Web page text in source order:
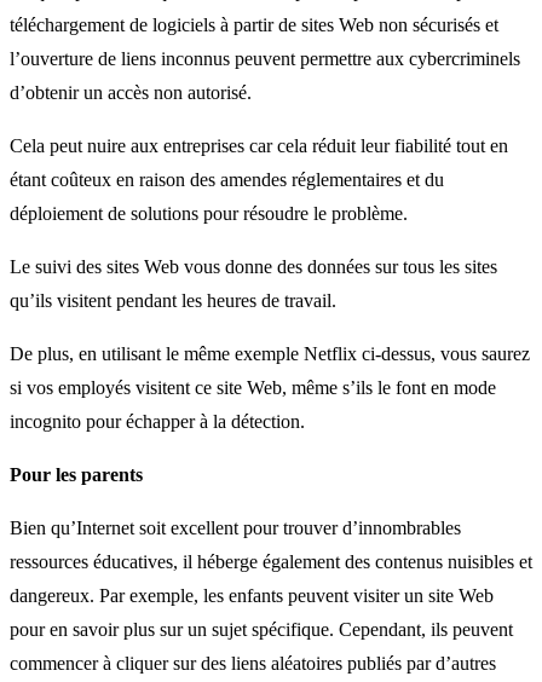
téléchargement de logiciels à partir de sites Web non sécurisés et
l’ouverture de liens inconnus peuvent permettre aux cybercriminels
d’obtenir un accès non autorisé.
Cela peut nuire aux entreprises car cela réduit leur fiabilité tout en
étant coûteux en raison des amendes réglementaires et du
déploiement de solutions pour résoudre le problème.
Le suivi des sites Web vous donne des données sur tous les sites
qu’ils visitent pendant les heures de travail.
De plus, en utilisant le même exemple Netflix ci-dessus, vous saurez
si vos employés visitent ce site Web, même s’ils le font en mode
incognito pour échapper à la détection.
Pour les parents
Bien qu’Internet soit excellent pour trouver d’innombrables
ressources éducatives, il héberge également des contenus nuisibles et
dangereux. Par exemple, les enfants peuvent visiter un site Web
pour en savoir plus sur un sujet spécifique. Cependant, ils peuvent
commencer à cliquer sur des liens aléatoires publiés par d’autres